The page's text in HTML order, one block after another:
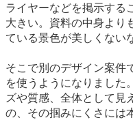
ライヤーなどを掲示する
大きい。資料の中身より
ている景色が美しくない
そこで別のデザイン案件
を使うようになりました
ズや質感、全体として見
の、その掴みにくさには